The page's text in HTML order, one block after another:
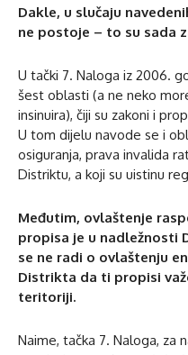
Dakle, u slučaju
ne postoje – to su sada
U tački 7. Naloga iz 2006.
šest oblasti (a ne neko
insinuira), čiji su zakoni i
U tom dijelu navode se i
osiguranja, prava invalida
Distriktu, a koji su uistinu
Međutim, ovlaštenje
propisa je u nadležnosti
se ne radi o ovlaštenju
Distrikta da ti propisi
teritoriji.
Naime, tačka 7. Naloga, za